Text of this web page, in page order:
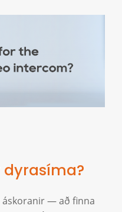
áskoranir — að finna